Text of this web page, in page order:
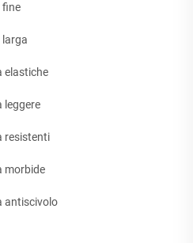
fine
larga
elastiche
leggere
resistenti
morbide
antiscivolo